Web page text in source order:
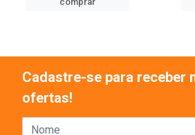
Cadastre-se para receber
ofertas!